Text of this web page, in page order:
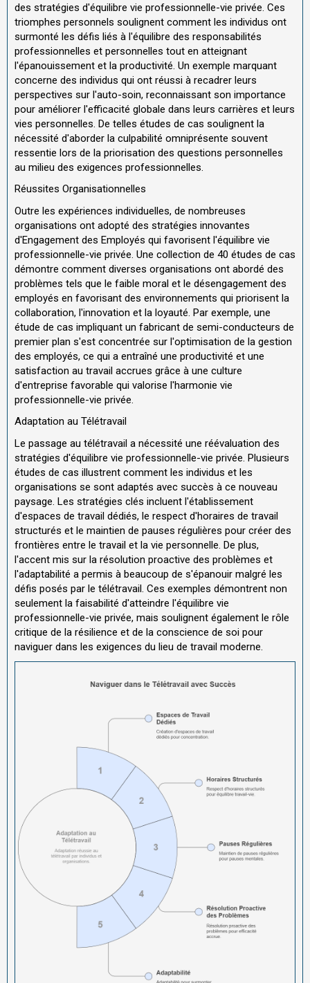
des stratégies d'équilibre vie professionnelle-vie privée. Ces
triomphes personnels soulignent comment les individus ont
surmonté les défis liés à l'équilibre des responsabilités
professionnelles et personnelles tout en atteignant
l'épanouissement et la productivité. Un exemple marquant
concerne des individus qui ont réussi à recadrer leurs
perspectives sur l'auto-soin, reconnaissant son importance
pour améliorer l'efficacité globale dans leurs carrières et leurs
vies personnelles. De telles études de cas soulignent la
nécessité d'aborder la culpabilité omniprésente souvent
ressentie lors de la priorisation des questions personnelles
au milieu des exigences professionnelles.
Réussites Organisationnelles
Outre les expériences individuelles, de nombreuses
organisations ont adopté des stratégies innovantes
d'Engagement des Employés qui favorisent l'équilibre vie
professionnelle-vie privée. Une collection de 40 études de cas
démontre comment diverses organisations ont abordé des
problèmes tels que le faible moral et le désengagement des
employés en favorisant des environnements qui priorisent la
collaboration, l'innovation et la loyauté. Par exemple, une
étude de cas impliquant un fabricant de semi-conducteurs de
premier plan s'est concentrée sur l'optimisation de la gestion
des employés, ce qui a entraîné une productivité et une
satisfaction au travail accrues grâce à une culture
d'entreprise favorable qui valorise l'harmonie vie
professionnelle-vie privée.
Adaptation au Télétravail
Le passage au télétravail a nécessité une réévaluation des
stratégies d'équilibre vie professionnelle-vie privée. Plusieurs
études de cas illustrent comment les individus et les
organisations se sont adaptés avec succès à ce nouveau
paysage. Les stratégies clés incluent l'établissement
d'espaces de travail dédiés, le respect d'horaires de travail
structurés et le maintien de pauses régulières pour créer des
frontières entre le travail et la vie personnelle. De plus,
l'accent mis sur la résolution proactive des problèmes et
l'adaptabilité a permis à beaucoup de s'épanouir malgré les
défis posés par le télétravail. Ces exemples démontrent non
seulement la faisabilité d'atteindre l'équilibre vie
professionnelle-vie privée, mais soulignent également le rôle
critique de la résilience et de la conscience de soi pour
naviguer dans les exigences du lieu de travail moderne.